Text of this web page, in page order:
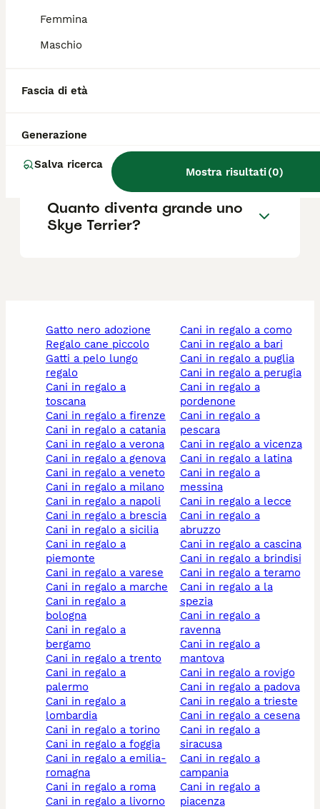
Femmina
Maschio
Fascia di età
Generazione
Salva ricerca
Mostra risultati(0)
Qual è il temperamento dello
Skye Terrier?
Quanto diventa grande uno
Skye Terrier?
gatto nero adozione
regalo cane piccolo
gatti a pelo lungo
regalo
cani in regalo a
toscana
cani in regalo a firenze
cani in regalo a catania
cani in regalo a verona
cani in regalo a genova
cani in regalo a veneto
cani in regalo a milano
cani in regalo a napoli
cani in regalo a brescia
cani in regalo a sicilia
cani in regalo a
piemonte
cani in regalo a varese
cani in regalo a marche
cani in regalo a
bologna
cani in regalo a
bergamo
cani in regalo a trento
cani in regalo a
palermo
cani in regalo a
lombardia
cani in regalo a torino
cani in regalo a foggia
cani in regalo a emilia-
romagna
cani in regalo a roma
cani in regalo a livorno
cani in regalo a como
cani in regalo a bari
cani in regalo a puglia
cani in regalo a perugia
cani in regalo a
pordenone
cani in regalo a
pescara
cani in regalo a vicenza
cani in regalo a latina
cani in regalo a
messina
cani in regalo a lecce
cani in regalo a
abruzzo
cani in regalo a cascina
cani in regalo a brindisi
cani in regalo a teramo
cani in regalo a la
spezia
cani in regalo a
ravenna
cani in regalo a
mantova
cani in regalo a rovigo
cani in regalo a padova
cani in regalo a trieste
cani in regalo a cesena
cani in regalo a
siracusa
cani in regalo a
campania
cani in regalo a
piacenza